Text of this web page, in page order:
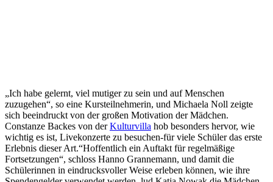
„Ich habe gelernt, viel mutiger zu sein und auf Menschen
zuzugehen“, so eine Kursteilnehmerin, und Michaela Noll zeigte
sich beeindruckt von der großen Motivation der Mädchen.
Constanze Backes von derKulturvilla hob besonders hervor, wie
wichtig es ist, Livekonzerte zu besuchen-für viele Schüler das erste
Erlebnis dieser Art.“Hoffentlich ein Auftakt für regelmäßige
Fortsetzungen“, schloss Hanno Grannemann, und damit die
Schülerinnen in eindrucksvoller Weise erleben können, wie ihre